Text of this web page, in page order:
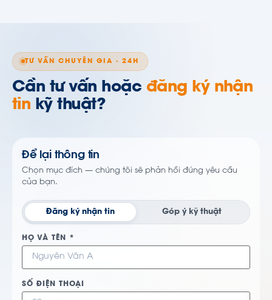
TƯ VẤN CHUYÊN GIA · 24H
Cần tư vấn hoặc đăng ký nhận
tin kỹ thuật?
Để lại thông tin
Chọn mục đích — chúng tôi sẽ phản hồi đúng yêu cầu
của bạn.
Đăng ký nhận tin Góp ý kỹ thuật
HỌ VÀ TÊN *
SỐ ĐIỆN THOẠI